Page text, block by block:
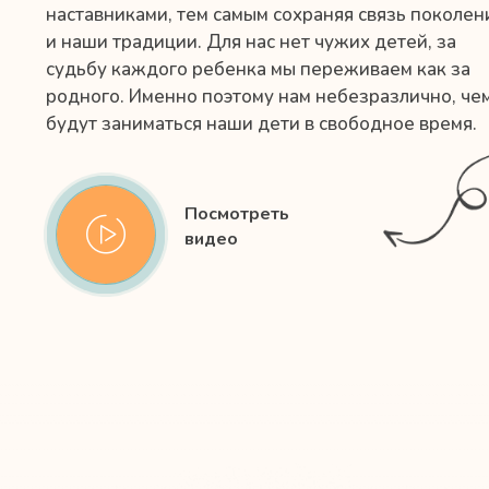
наставниками, тем самым сохраняя связь
и наши традиции. Для нас нет чужих детей, за
судьбу каждого ребенка мы переживаем как за
родного. Именно поэтому нам небезразлично,
будут заниматься наши дети в свободное время.
Посмотреть
видео